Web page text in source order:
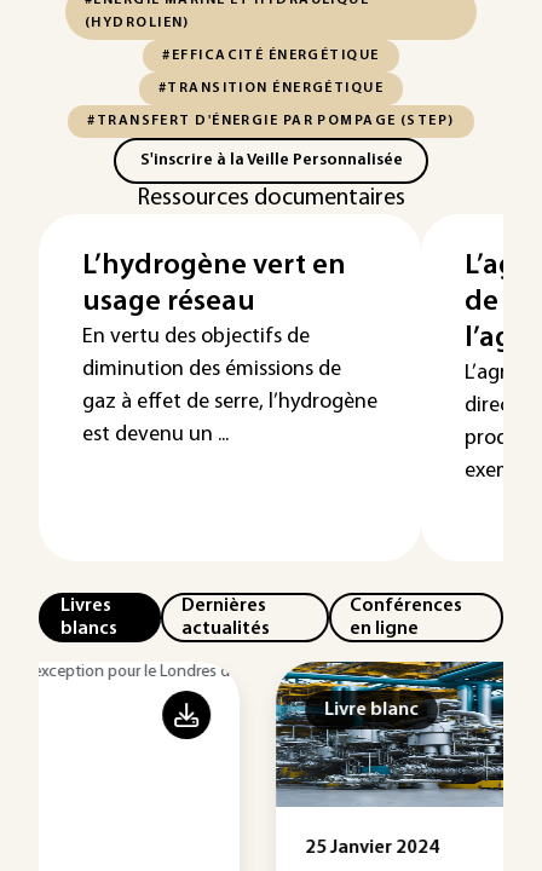
(HYDROLIEN)
#EFFICACITÉ ÉNERGÉTIQUE
#TRANSITION ÉNERGÉTIQUE
#TRANSFERT D'ÉNERGIE PAR POMPAGE (STEP)
S'inscrire à la Veille Personnalisée
Ressources documentaires
L’hydrogène vert en
usage réseau
En vertu des objectifs de
diminution des émissions de
gaz à effet de serre, l’hydrogène
est devenu un ...
de
direct
Livres
blancs
Dernières
actualités
Conférences
en ligne
Livre blanc